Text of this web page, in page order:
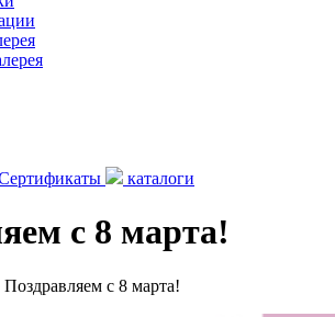
каталоги
с 8 марта!
Поздравляем с 8 марта!